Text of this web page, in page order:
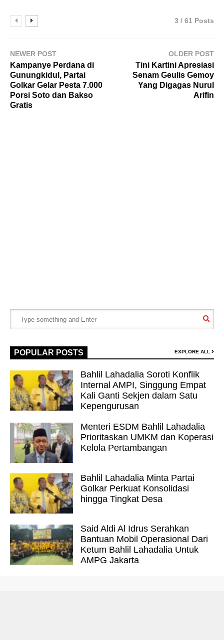
3 / 61 Posts
NEWER POST
Kampanye Perdana di
Gunungkidul, Partai
Golkar Gelar Pesta 7.000
Porsi Soto dan Bakso
Gratis
OLDER POST
Tini Kartini Apresiasi
Senam Geulis Gemoy
Yang Digagas Nurul
Arifin
POPULAR POSTS EXPLORE ALL
Bahlil Lahadalia Soroti Konflik
Internal AMPI, Singgung Empat
Kali Ganti Sekjen dalam Satu
Kepengurusan
Menteri ESDM Bahlil Lahadalia
Prioritaskan UMKM dan Koperasi
Kelola Pertambangan
Bahlil Lahadalia Minta Partai
Golkar Perkuat Konsolidasi
hingga Tingkat Desa
Said Aldi Al Idrus Serahkan
Bantuan Mobil Operasional Dari
Ketum Bahlil Lahadalia Untuk
AMPG Jakarta